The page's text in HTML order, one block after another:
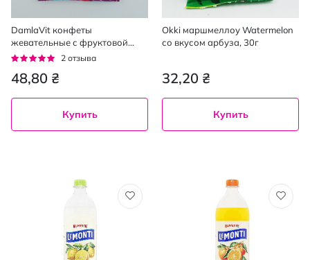
DamlaVit конфеты
жевательные с фруктовой
начинкой, 90г
Рейтинг:
2 отзыва
48,80 ₴
Купить
Okki маршмеллоу Watermelon
со вкусом арбуза, 30г
32,20 ₴
Купить